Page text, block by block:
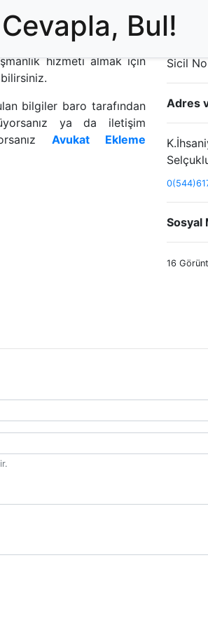
Bul!
hizmeti almak için
bilgiler baro tarafından
ya da iletişim
Avukat Ekleme
Sicil
Adres
Sosyal
16